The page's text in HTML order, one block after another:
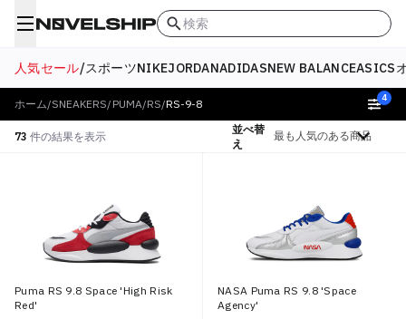
検索
人気セール/スポーツNIKEJORDANADIDASNEW BALANCEASICS
ホーム/SNEAKERS/ PUMA/RS/RS-9-8 4
73 件の結果を表示
並べ替
え
絞り込む
Puma RS 9.8 Space 'High Risk
Red'
NASA Puma RS 9.8 'Space
Agency'